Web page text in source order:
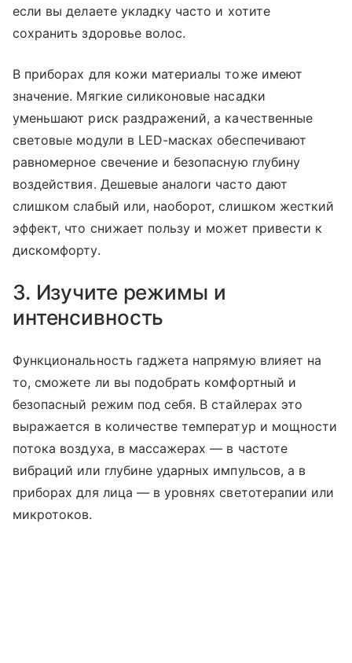
если вы делаете укладку часто и хотите
сохранить здоровье волос.
В приборах для кожи материалы тоже имеют
значение. Мягкие силиконовые насадки
уменьшают риск раздражений, а качественные
световые модули в LED-масках обеспечивают
равномерное свечение и безопасную глубину
воздействия. Дешевые аналоги часто дают
слишком слабый или, наоборот, слишком жесткий
эффект, что снижает пользу и может привести к
дискомфорту.
3. Изучите режимы и
интенсивность
Функциональность гаджета напрямую влияет на
то, сможете ли вы подобрать комфортный и
безопасный режим под себя. В стайлерах это
выражается в количестве температур и мощности
потока воздуха, в массажерах — в частоте
вибраций или глубине ударных импульсов, а в
приборах для лица — в уровнях светотерапии или
микротоков.